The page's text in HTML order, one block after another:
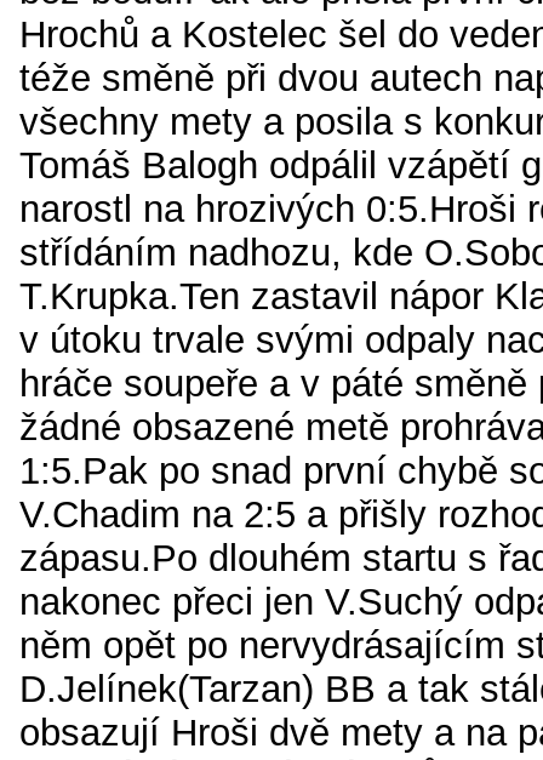
Hrochů a Kostelec šel do
téže směně při dvou autech
všechny mety a posila s
Tomáš Balogh odpálil vzápětí
narostl na hrozivých 0:5.Hroši
střídáním nadhozu, kde
T.Krupka.Ten zastavil nápor
v útoku trvale svými odpaly
hráče soupeře a v páté
žádné obsazené metě
1:5.Pak po snad první chybě
V.Chadim na 2:5 a přišly
zápasu.Po dlouhém startu s
nakonec přeci jen V.Suchý
něm opět po nervydrásajícím
D.Jelínek(Tarzan) BB a tak
obsazují Hroši dvě mety a na